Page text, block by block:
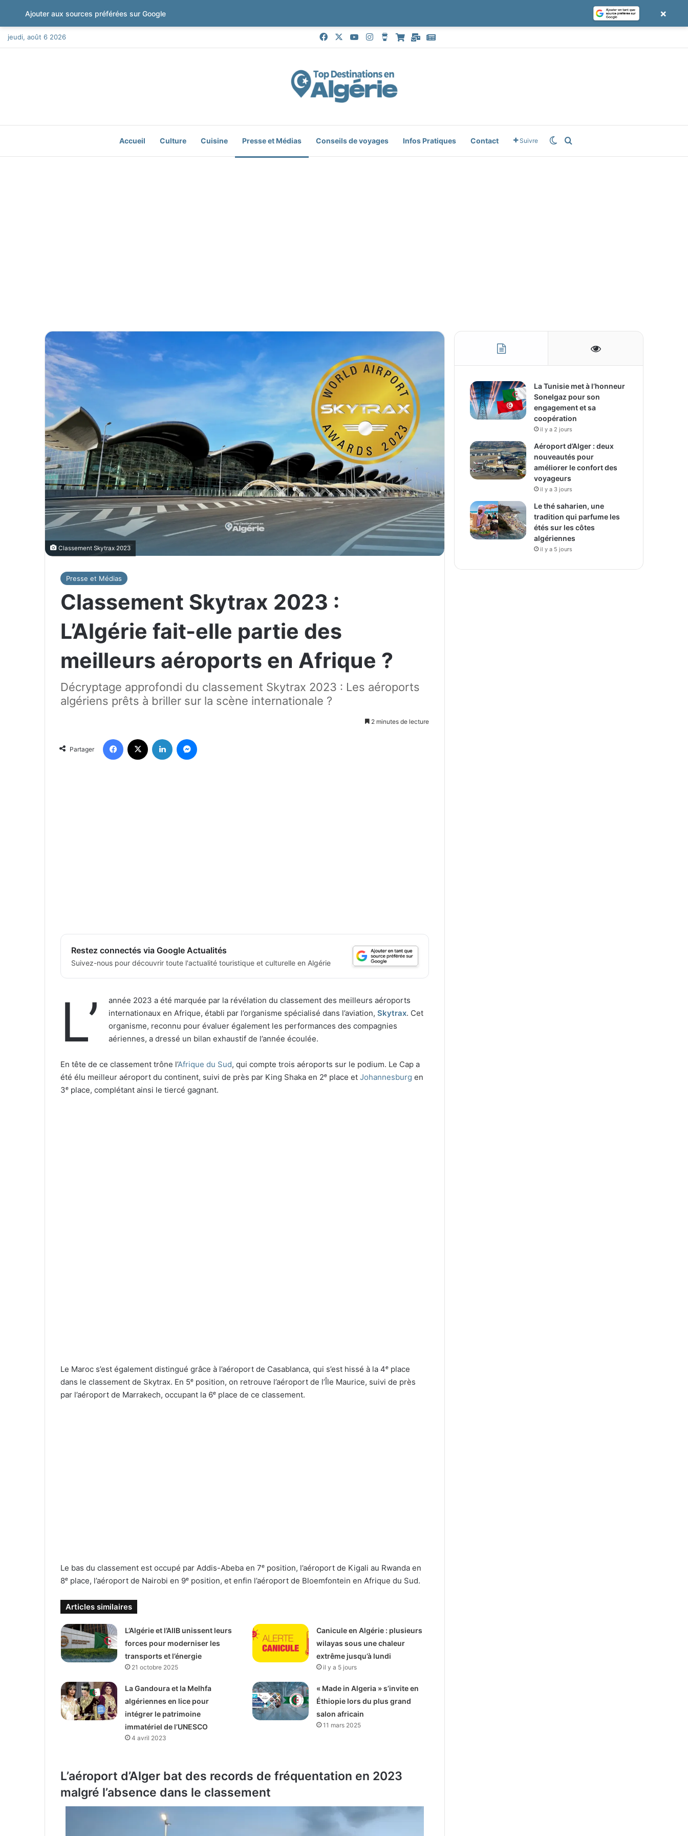
jeudi, août 6 2026 FacebookYouTubeInstagramBuy Me a Coffee
Boutique
MailGoogle News
Accueil Culture Cuisine Presse et Médias Conseils de voyages Infos Pratiques Contact Suivre Switch skin
Classement Skytrax 2023
Presse et Médias
Classement Skytrax 2023 :
L’Algérie fait-elle partie des
meilleurs aéroports en Afrique ?
Décryptage approfondi du classement Skytrax 2023 : Les aéroports
algériens prêts à briller sur la scène internationale ?
2 minutes de lecture
Partager
Restez connectés via Google Actualités
Suivez-nous pour découvrir toute l'actualité touristique et culturelle en Algérie
L’
année 2023 a été marquée par la révélation du classement des meilleurs aéroports
internationaux en Afrique, établi par l’organisme spécialisé dans l’aviation, Skytrax. Cet
organisme, reconnu pour évaluer également les performances des compagnies
aériennes, a dressé un bilan exhaustif de l’année écoulée.
En tête de ce classement trône l’Afrique du Sud, qui compte trois aéroports sur le podium. Le Cap a
été élu meilleur aéroport du continent, suivi de près par King Shaka en 2ᵉ place et Johannesburg en
3ᵉ place, complétant ainsi le tiercé gagnant.
Le Maroc s’est également distingué grâce à l’aéroport de Casablanca, qui s’est hissé à la 4ᵉ place
dans le classement de Skytrax. En 5ᵉ position, on retrouve l’aéroport de l’Île Maurice, suivi de près
par l’aéroport de Marrakech, occupant la 6ᵉ place de ce classement.
Le bas du classement est occupé par Addis-Abeba en 7ᵉ position, l’aéroport de Kigali au Rwanda en
8ᵉ place, l’aéroport de Nairobi en 9ᵉ position, et enfin l’aéroport de Bloemfontein en Afrique du Sud.
Articles similaires
L’Algérie et l’AIIB unissent leurs
forces pour moderniser les
transports et l’énergie
21 octobre 2025
Canicule en Algérie : plusieurs
wilayas sous une chaleur
extrême jusqu’à lundi
il y a 5 jours
La Gandoura et la Melhfa
algériennes en lice pour
intégrer le patrimoine
immatériel de l’UNESCO
4 avril 2023
« Made in Algeria » s’invite en
Éthiopie lors du plus grand
salon africain
11 mars 2025
L’aéroport d’Alger bat des records de fréquentation en 2023
malgré l’absence dans le classement
La Tunisie met à l’honneur
Sonelgaz pour son
engagement et sa
coopération
il y a 2 jours
Aéroport d’Alger : deux
nouveautés pour
améliorer le confort des
voyageurs
il y a 3 jours
Le thé saharien, une
tradition qui parfume les
étés sur les côtes
algériennes
il y a 5 jours
Ajouter aux sources préférées sur Google ×